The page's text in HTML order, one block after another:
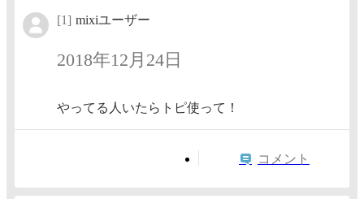
[1] mixiユーザー
2018年12月24日
やってる人いたらトピ使って！
コメント